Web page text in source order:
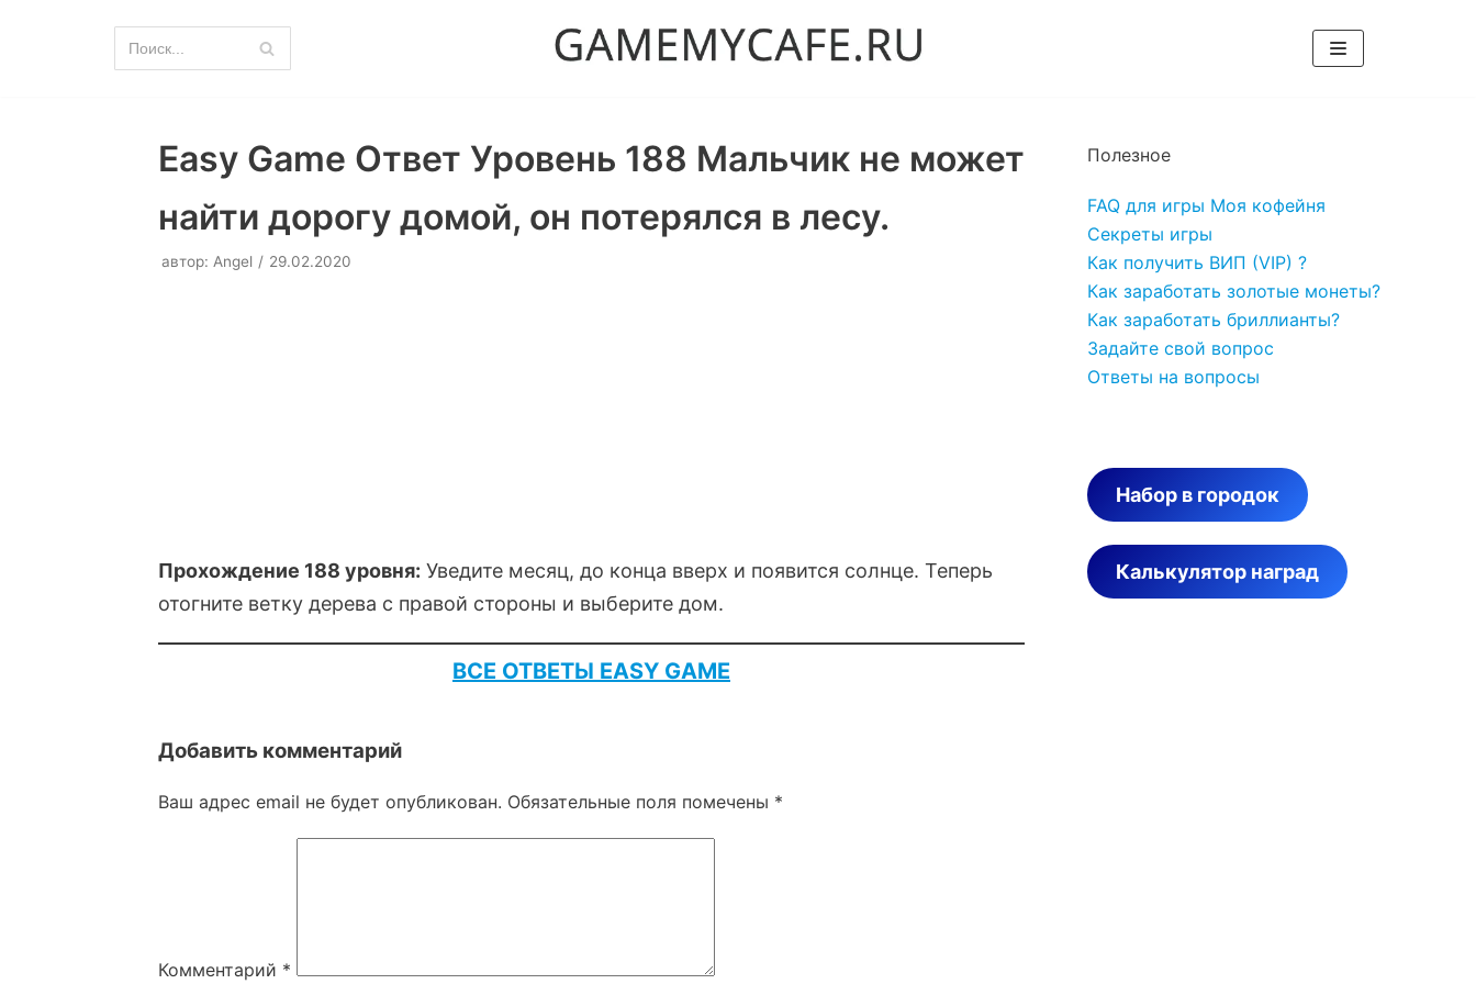
Easy Game Ответ Уровень 188 Мальчик не может
найти дорогу домой, он потерялся в лесу.
автор: Angel 29.02.2020
Прохождение 188 уровня: Уведите месяц, до конца вверх и появится солнце. Теперь
отогните ветку дерева с правой стороны и выберите дом.
ВСЕ ОТВЕТЫ EASY GAME
Добавить комментарий
Ваш адрес email не будет опубликован. Обязательные поля помечены *
Комментарий *
Полезное
FAQ для игры Моя кофейня
Секреты игры
Как получить ВИП (VIP) ?
Как заработать золотые монеты?
Как заработать бриллианты?
Задайте свой вопрос
Ответы на вопросы
Набор в городок
Калькулятор наград